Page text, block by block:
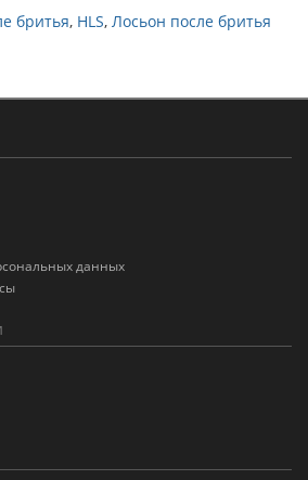
бритья, HLS, Лосьон после бритья
данных